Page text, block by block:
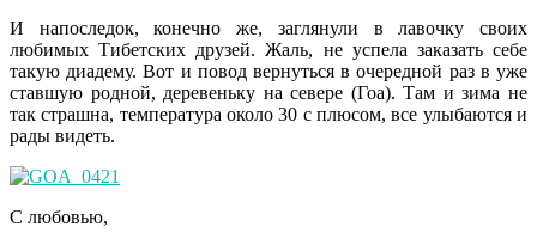
И напоследок, конечно же, заглянули в лавочку своих
любимых Тибетских друзей. Жаль, не успела заказать себе
такую диадему. Вот и повод вернуться в очередной раз в уже
ставшую родной, деревеньку на севере (Гоа). Там и зима не
так страшна, температура около 30 с плюсом, все улыбаются и
рады видеть.
С любовью,